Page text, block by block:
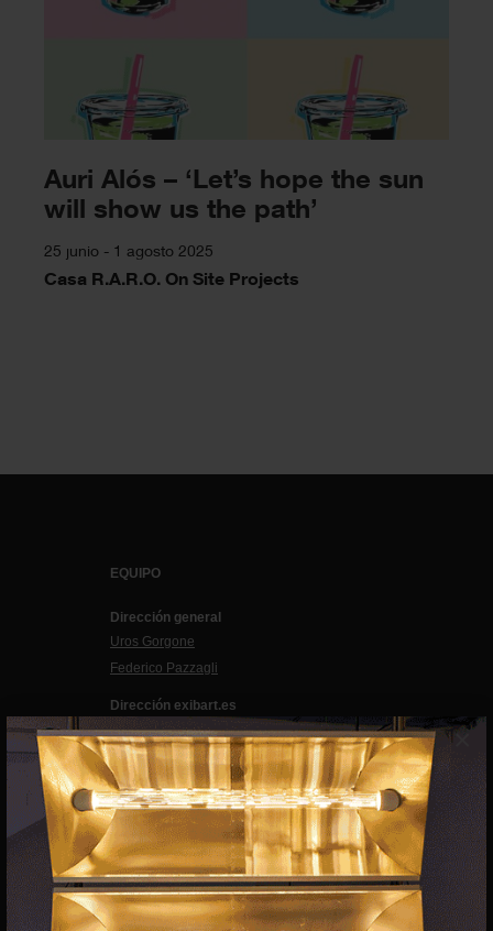
×
Auri Alós – ‘Let’s hope the sun
will show us the path’
25 junio - 1 agosto 2025
Casa R.A.R.O. On Site Projects
EQUIPO
Dirección general
Uros Gorgone
Federico Pazzagli
Dirección exibart.es
Carolina Ciuti
Administración
Evelyn Parretti
Marketing
Francesca Grismondi
Programación y diseño web
Giovanni Costante